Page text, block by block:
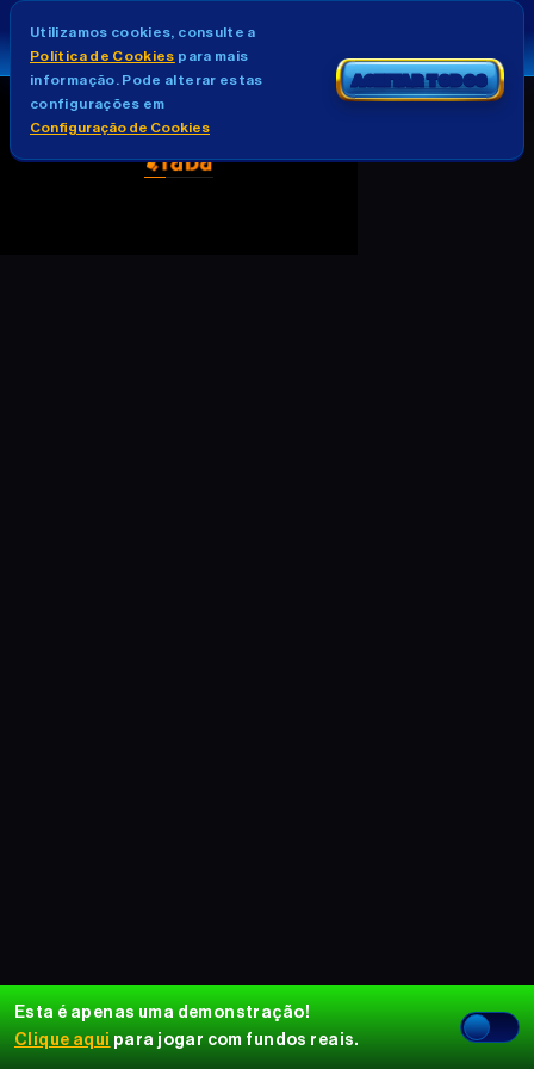
Esta é apenas uma demonstração!
Clique aqui para jogar com fundos reais.
Utilizamos cookies, consulte a
Política de Cookies para mais
informação. Pode alterar estas
configurações em
Configuração de Cookies
ACEITAR TODOS